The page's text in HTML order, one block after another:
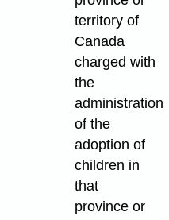
territory of
Canada
charged with
the
administration
of the
adoption of
children in
that
province or